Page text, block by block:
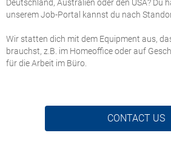
Deutschland, Australien oder den USA? Du
unserem Job-Portal kannst du nach
Wir statten dich mit dem Equipment aus,
brauchst, z.B. im Homeoffice oder auf
für die Arbeit im Büro.
CONTACT US